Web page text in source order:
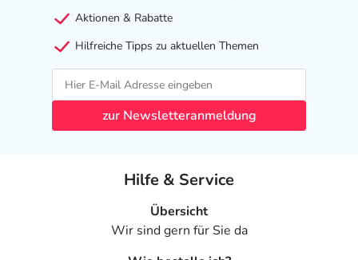
Aktionen & Rabatte
Hilfreiche Tipps zu aktuellen Themen
zur Newsletteranmeldung
Hilfe & Service
Übersicht
Wir sind gern für Sie da